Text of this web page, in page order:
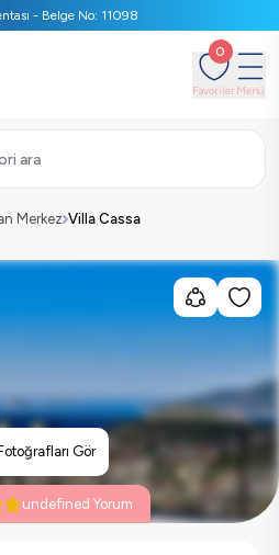
- Belge No: 11098
0
FavorilerMenü
ara
Merkez Villa Cassa
Fotoğrafları Gör
undefined Yorum